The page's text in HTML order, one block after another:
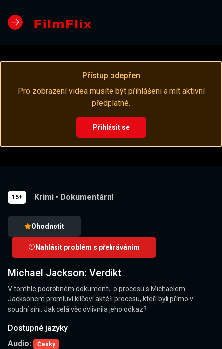
Přístup odepřen
Pro zobrazení videa musíte být přihlášeni a mít aktivní
předplatné.
Přihlásit se
15+ Krimi • Dokumentární
Ohodnotit
Nahlásit problém s přehráváním
Michael Jackson: Verdikt
V tomhle podrobném dokumentu o procesu s Michaelem
Jacksonem promluví klíčoví aktéři procesu, kteří byli přímo v
soudní síni. Jak celá věc ovlivnila jeho odkaz?
Dostupné jazyky
Audio:
Česky